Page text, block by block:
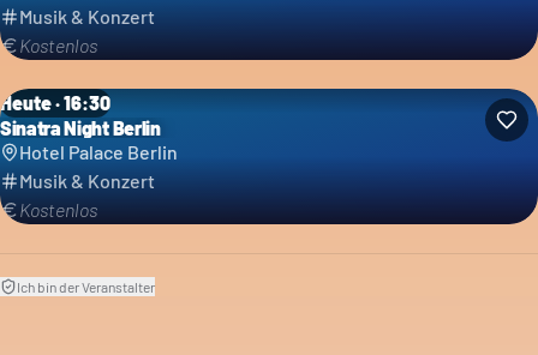
Musik & Konzert
Kostenlos
Heute · 16:30
Sinatra Night Berlin
Hotel Palace Berlin
Musik & Konzert
Kostenlos
Ich bin der Veranstalter